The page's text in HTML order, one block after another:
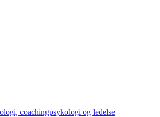
coachingpsykologi og ledelse